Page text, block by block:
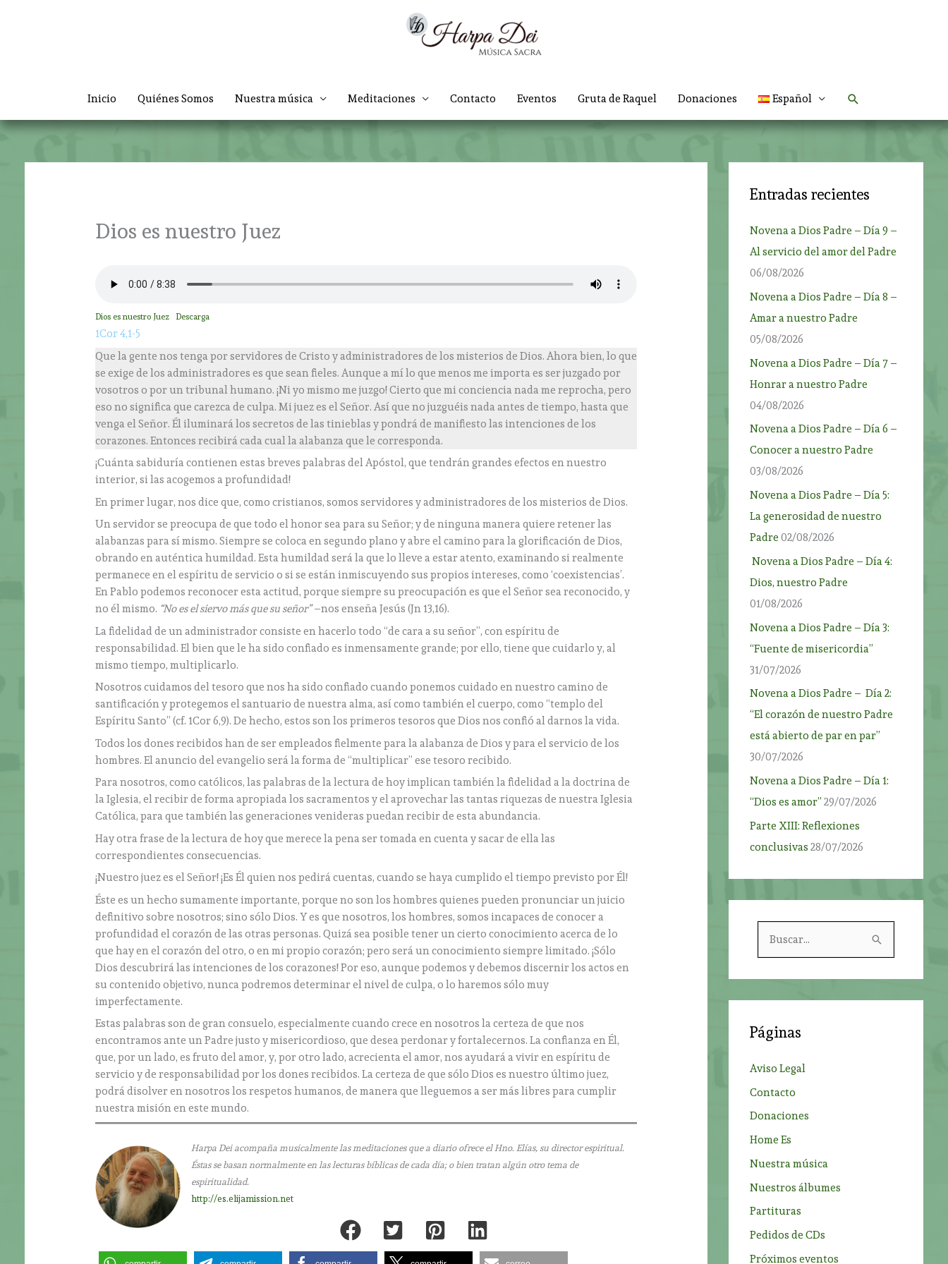
Inicio Quiénes Somos Nuestra música Meditaciones Contacto Eventos Gruta de Raquel Donaciones Español Buscar
Dios es nuestro Juez
Dios es nuestro Juez Descarga
1Cor 4,1-5
Que la gente nos tenga por servidores de Cristo y administradores de los misterios de Dios. Ahora bien, lo que
se exige de los administradores es que sean fieles. Aunque a mí lo que menos me importa es ser juzgado por
vosotros o por un tribunal humano. ¡Ni yo mismo me juzgo! Cierto que mi conciencia nada me reprocha, pero
eso no significa que carezca de culpa. Mi juez es el Señor. Así que no juzguéis nada antes de tiempo, hasta que
venga el Señor. Él iluminará los secretos de las tinieblas y pondrá de manifiesto las intenciones de los
corazones. Entonces recibirá cada cual la alabanza que le corresponda.
¡Cuánta sabiduría contienen estas breves palabras del Apóstol, que tendrán grandes efectos en nuestro
interior, si las acogemos a profundidad!
En primer lugar, nos dice que, como cristianos, somos servidores y administradores de los misterios de Dios.
Un servidor se preocupa de que todo el honor sea para su Señor; y de ninguna manera quiere retener las
alabanzas para sí mismo. Siempre se coloca en segundo plano y abre el camino para la glorificación de Dios,
obrando en auténtica humildad. Esta humildad será la que lo lleve a estar atento, examinando si realmente
permanece en el espíritu de servicio o si se están inmiscuyendo sus propios intereses, como ‘coexistencias’.
En Pablo podemos reconocer esta actitud, porque siempre su preocupación es que el Señor sea reconocido, y
no él mismo. “No es el siervo más que su señor”–nos enseña Jesús (Jn 13,16).
La fidelidad de un administrador consiste en hacerlo todo “de cara a su señor”, con espíritu de
responsabilidad. El bien que le ha sido confiado es inmensamente grande; por ello, tiene que cuidarlo y, al
mismo tiempo, multiplicarlo.
Nosotros cuidamos del tesoro que nos ha sido confiado cuando ponemos cuidado en nuestro camino de
santificación y protegemos el santuario de nuestra alma, así como también el cuerpo, como “templo del
Espíritu Santo” (cf. 1Cor 6,9). De hecho, estos son los primeros tesoros que Dios nos confió al darnos la vida.
Todos los dones recibidos han de ser empleados fielmente para la alabanza de Dios y para el servicio de los
hombres. El anuncio del evangelio será la forma de “multiplicar” ese tesoro recibido.
Para nosotros, como católicos, las palabras de la lectura de hoy implican también la fidelidad a la doctrina de
la Iglesia, el recibir de forma apropiada los sacramentos y el aprovechar las tantas riquezas de nuestra Iglesia
Católica, para que también las generaciones venideras puedan recibir de esta abundancia.
Hay otra frase de la lectura de hoy que merece la pena ser tomada en cuenta y sacar de ella las
correspondientes consecuencias.
¡Nuestro juez es el Señor! ¡Es Él quien nos pedirá cuentas, cuando se haya cumplido el tiempo previsto por Él!
Éste es un hecho sumamente importante, porque no son los hombres quienes pueden pronunciar un juicio
definitivo sobre nosotros; sino sólo Dios. Y es que nosotros, los hombres, somos incapaces de conocer a
profundidad el corazón de las otras personas. Quizá sea posible tener un cierto conocimiento acerca de lo
que hay en el corazón del otro, o en mi propio corazón; pero será un conocimiento siempre limitado. ¡Sólo
Dios descubrirá las intenciones de los corazones! Por eso, aunque podemos y debemos discernir los actos en
su contenido objetivo, nunca podremos determinar el nivel de culpa, o lo haremos sólo muy
imperfectamente.
Estas palabras son de gran consuelo, especialmente cuando crece en nosotros la certeza de que nos
encontramos ante un Padre justo y misericordioso, que desea perdonar y fortalecernos. La confianza en Él,
que, por un lado, es fruto del amor, y, por otro lado, acrecienta el amor, nos ayudará a vivir en espíritu de
servicio y de responsabilidad por los dones recibidos. La certeza de que sólo Dios es nuestro último juez,
podrá disolver en nosotros los respetos humanos, de manera que lleguemos a ser más libres para cumplir
nuestra misión en este mundo.
Harpa Dei acompaña musicalmente las meditaciones que a diario ofrece el Hno. Elías, su director espiritual.
Éstas se basan normalmente en las lecturas bíblicas de cada día; o bien tratan algún otro tema de
espiritualidad.
http://es.elijamission.net
Entradas recientes
Novena a Dios Padre – Día 9 –
Al servicio del amor del Padre
06/08/2026
Novena a Dios Padre – Día 8 –
Amar a nuestro Padre
05/08/2026
Novena a Dios Padre – Día 7 –
Honrar a nuestro Padre
04/08/2026
Novena a Dios Padre – Día 6 –
Conocer a nuestro Padre
03/08/2026
Novena a Dios Padre – Día 5:
La generosidad de nuestro
Padre 02/08/2026
Novena a Dios Padre – Día 4:
Dios, nuestro Padre
01/08/2026
Novena a Dios Padre – Día 3:
“Fuente de misericordia”
31/07/2026
Novena a Dios Padre – Día 2:
“El corazón de nuestro Padre
está abierto de par en par”
30/07/2026
Novena a Dios Padre – Día 1:
“Dios es amor” 29/07/2026
Parte XIII: Reflexiones
conclusivas 28/07/2026
r
:
Páginas
Aviso Legal
Contacto
Donaciones
Home Es
Nuestra música
Nuestros álbumes
Partituras
Pedidos de CDs
Próximos eventos